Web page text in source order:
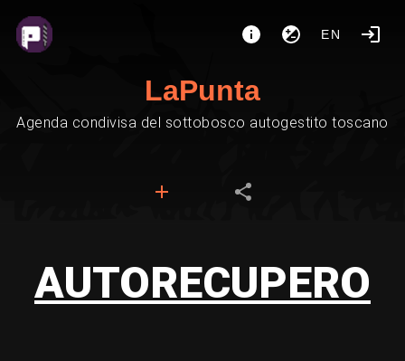
EN
LaPunta
Agenda condivisa del sottobosco autogestito toscano
AUTORECUPERO